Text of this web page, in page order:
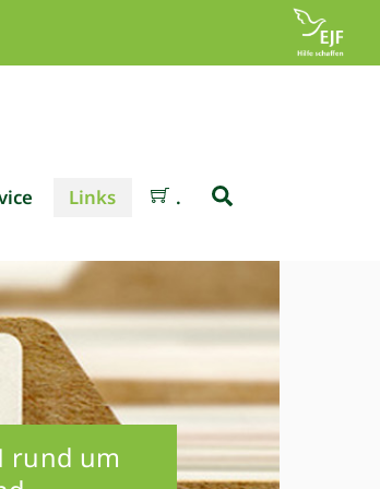
Links .
rund um